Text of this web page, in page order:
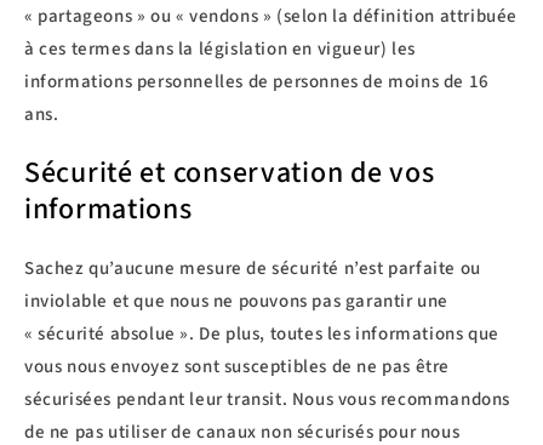
« partageons » ou « vendons » (selon la définition attribuée
à ces termes dans la législation en vigueur) les
informations personnelles de personnes de moins de 16
ans.
Sécurité et conservation de vos
informations
Sachez qu’aucune mesure de sécurité n’est parfaite ou
inviolable et que nous ne pouvons pas garantir une
« sécurité absolue ». De plus, toutes les informations que
vous nous envoyez sont susceptibles de ne pas être
sécurisées pendant leur transit. Nous vous recommandons
de ne pas utiliser de canaux non sécurisés pour nous